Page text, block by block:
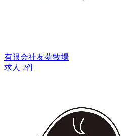
有限会社友夢牧場
求人 2件